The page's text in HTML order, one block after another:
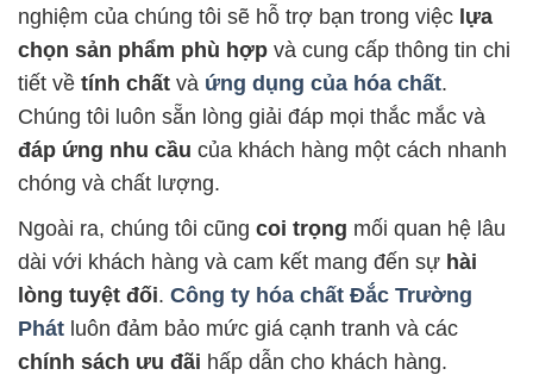
nghiệm của chúng tôi sẽ hỗ trợ bạn trong việc lựa
chọn sản phẩm phù hợp và cung cấp thông tin chi
tiết về tính chất và ứng dụng của hóa chất.
Chúng tôi luôn sẵn lòng giải đáp mọi thắc mắc và
đáp ứng nhu cầu của khách hàng một cách nhanh
chóng và chất lượng.
Ngoài ra, chúng tôi cũng coi trọng mối quan hệ lâu
dài với khách hàng và cam kết mang đến sự hài
lòng tuyệt đối. Công ty hóa chất Đắc Trường
Phát luôn đảm bảo mức giá cạnh tranh và các
chính sách ưu đãi hấp dẫn cho khách hàng.